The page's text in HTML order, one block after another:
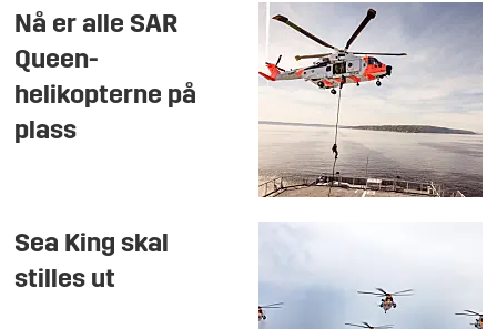
Nå er alle SAR
Queen-
helikopterne på
plass
Sea King skal
stilles ut